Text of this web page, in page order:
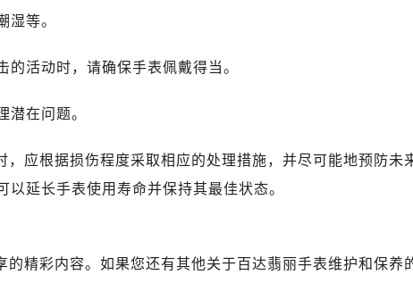
湿等。
活动时，请确保手表佩戴得当。
潜在问题。
应根据损伤程度采取相应的处理措施，并尽可能地预防未
延长手表使用寿命并保持其最佳状态。
的精彩内容。如果您还有其他关于百达翡丽手表维护和保养